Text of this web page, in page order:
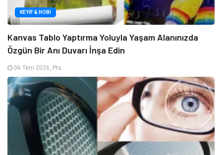
KEYIF & HOBI
Kanvas Tablo Yaptırma Yoluyla Yaşam Alanınızda
Özgün Bir Anı Duvarı İnşa Edin
06 Tem 2026, Pts